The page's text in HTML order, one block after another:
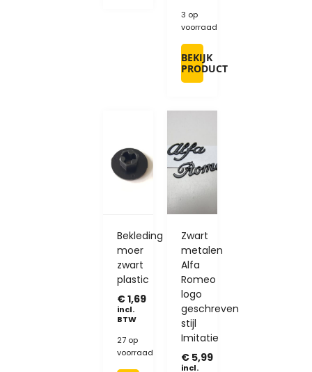
3 op
voorraad
BEKIJK
PRODUCT
Bekleding
moer
zwart
plastic
€1,69
incl.
BTW
27 op
voorraad
Zwart
metalen
Alfa
Romeo
logo
geschreven
stijl
Imitatie
€ 5,99
incl.